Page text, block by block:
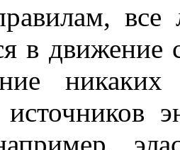
все
в движение
источников